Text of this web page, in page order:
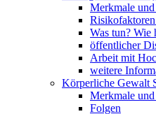
Merkmale und
Was tun? Wie
öffentlicher
Arbeit mit
weitere
Körperliche Gewalt
Merkmale und
Folgen